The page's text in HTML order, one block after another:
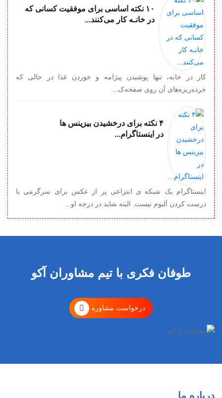
۱۰ نکته اساسی برای موفقیت کسانی که
در خانـه کار می‌کنند...
کار در خانه، تنها پوشیدن پیژامه و خوردن غذا در حالی که
خرده‌ریزه‌های آن روی صفحه‌ک...
۴ نکته برای درخشیدن بیزینس ها
در اینستاگرام...
اینستاگرام یک شبکه ی انتزاعی پر از عکس برای سرگرمی یا
درست کردن آلبوم نیست. البته شاید در درجه او...
طوفان فکری با تیم مشاوران آکو
درخواست مشاوره
درباره ما